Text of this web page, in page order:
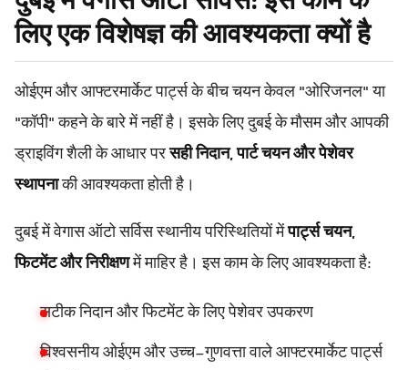
लिए एक विशेषज्ञ की आवश्यकता क्यों है
ओईएम और आफ्टरमार्केट पार्ट्स के बीच चयन केवल "ओरिजनल" या
"कॉपी" कहने के बारे में नहीं है। इसके लिए दुबई के मौसम और आपकी
ड्राइविंग शैली के आधार परसही निदान, पार्ट चयन और पेशेवर
स्थापनाकी आवश्यकता होती है।
दुबई में वेगास ऑटो सर्विस स्थानीय परिस्थितियों मेंपार्ट्स चयन,
फिटमेंट और निरीक्षणमें माहिर है। इस काम के लिए आवश्यकता है:
सटीक निदान और फिटमेंट के लिए पेशेवर उपकरण
विश्वसनीय ओईएम और उच्च-गुणवत्ता वाले आफ्टरमार्केट पार्ट्स